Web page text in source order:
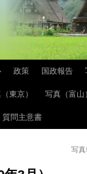
政策 国政報告
東京） 写真（富山
質問主意書
写真